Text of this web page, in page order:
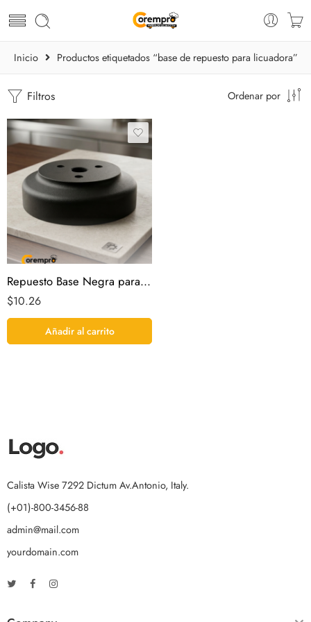
Inicio Productos etiquetados “base de repuesto para licuadora”
Filtros Ordenar por
Repuesto Base Negra para Vaso de Licuadora Sky
$10.26
Añadir al carrito
Calista Wise 7292 Dictum Av.Antonio, Italy.
(+01)-800-3456-88
admin@mail.com
yourdomain.com